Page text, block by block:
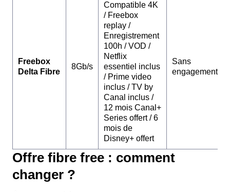
Freebox
Delta Fibre
8Gb/s
Compatible 4K
/ Freebox
replay /
Enregistrement
100h / VOD /
Netflix
essentiel inclus
/ Prime video
inclus / TV by
Canal inclus /
12 mois Canal+
Series offert / 6
mois de
Disney+ offert
Sans
engagement
Offre fibre free : comment
changer ?